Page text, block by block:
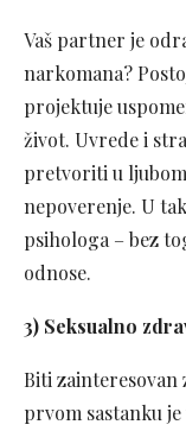
Vaš partner je
narkomana?
projektuje
život. Uvrede i
pretvoriti u
nepoverenje. U
psihologa – bez
odnose.
3) Seksualno
Biti
prvom sastanku